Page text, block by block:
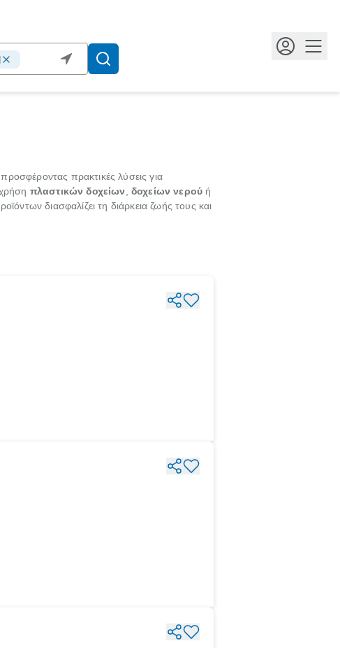
πρακτικές λύσεις για
πλαστικών δοχείων δοχείων νερού ή
διασφαλίζει τη διάρκεια ζωής τους και